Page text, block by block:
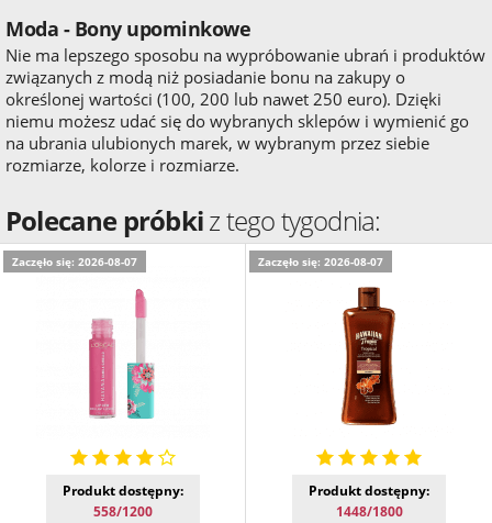
Moda - Bony upominkowe
Nie ma lepszego sposobu na wypróbowanie ubrań i produktów
związanych z modą niż posiadanie bonu na zakupy o
określonej wartości (100, 200 lub nawet 250 euro). Dzięki
niemu możesz udać się do wybranych sklepów i wymienić go
na ubrania ulubionych marek, w wybranym przez siebie
rozmiarze, kolorze i rozmiarze.
Polecane próbkiz tego tygodnia:
Zaczęło się: 2026-08-07
Produkt dostępny:
558/1200
Zaczęło się: 2026-08-07
Produkt dostępny:
1448/1800